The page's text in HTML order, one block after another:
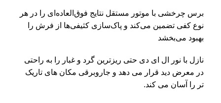
برس چرخشی با موتور مستقل نتایج فوق‌العاده‌ای را در هر
نوع کفی تضمین می‌کند و پاک‌سازی کثیفی‌ها از فرش را
بهبود می‌بخشد
نازل با نور ال ای دی حتی ریزترین گرد و غبار را به راحتی
در معرض دید قرار می دهد و جاروبرقی مکان های تاریک
تر را آسان می کند.